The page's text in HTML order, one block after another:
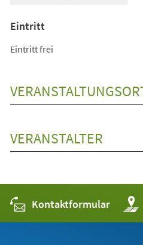
Eintritt
Eintritt frei
VERANSTALTER
Kontaktformular
in